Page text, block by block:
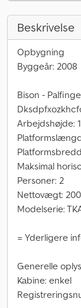
Beskrivelse
Opbygning
Byggeår: 2008
Bison -
Arbejdshøjde:
Maksimal
Personer: 2
Nettovægt:
Modelserie:
= Yderligere
Generelle
Kabine: enkel